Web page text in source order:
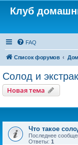
Клуб
FAQ
Список форумов
Солод и
Новая тема
Что такое
Последнее
Ответы: 1